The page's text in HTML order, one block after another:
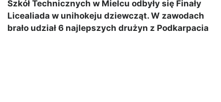
Szkół Technicznych w Mielcu odbyły się Finały
Licealiada w unihokeju dziewcząt. W zawodach
brało udział 6 najlepszych drużyn z Podkarpacia